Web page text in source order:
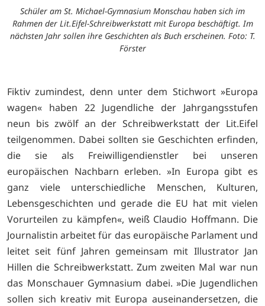
Schüler am St. Michael-Gymnasium Monschau haben sich im
Rahmen der Lit.Eifel-Schreibwerkstatt mit Europa beschäftigt. Im
nächsten Jahr sollen ihre Geschichten als Buch erscheinen. Foto: T.
Förster
Fiktiv zumindest, denn unter dem Stichwort »Europa
wagen« haben 22 Jugendliche der Jahrgangsstufen
neun bis zwölf an der Schreibwerkstatt der Lit.Eifel
teilgenommen. Dabei sollten sie Geschichten erfinden,
die sie als Freiwilligendienstler bei unseren
europäischen Nachbarn erleben. »In Europa gibt es
ganz viele unterschiedliche Menschen, Kulturen,
Lebensgeschichten und gerade die EU hat mit vielen
Vorurteilen zu kämpfen«, weiß Claudio Hoffmann. Die
Journalistin arbeitet für das europäische Parlament und
leitet seit fünf Jahren gemeinsam mit Illustrator Jan
Hillen die Schreibwerkstatt. Zum zweiten Mal war nun
das Monschauer Gymnasium dabei. »Die Jugendlichen
sollen sich kreativ mit Europa auseinandersetzen, die